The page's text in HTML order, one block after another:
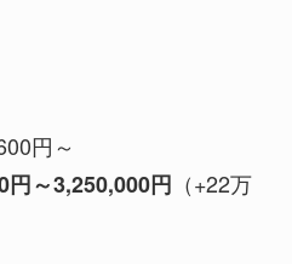
円～
円～3,250,000円 （+22万